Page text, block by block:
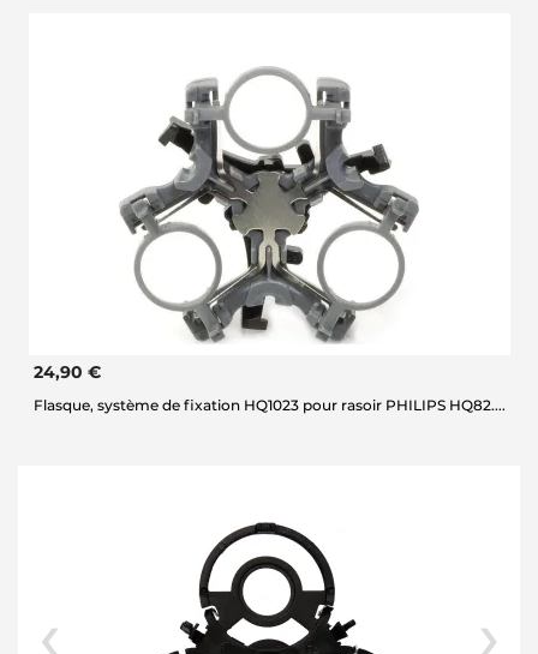
24,90 €
Flasque, système de fixation HQ1023 pour rasoir PHILIPS HQ82....